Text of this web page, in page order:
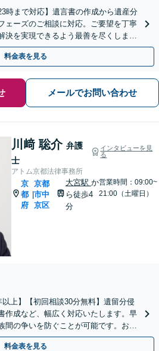
時まで対応】遺言書の作成から遺産分
ェーズのご相談に対応。ご要望を丁寧
を実現できるよう最善を尽くします
御池駅徒歩1分】
料金表を見る
メールでお問い合わせ
川﨑 聡介 弁護
士
インタビューを見
る
アトム京都法律事務所
京
都
府
京都
市中
京区
大宮駅 か
ら徒歩4
分
営業時間：09:00~
21:00（土曜日）
以上】【初回相談30分無料】遺留分侵
作成など、幅広く対応いたします。早
の争いを防ぐことが可能です。おひ
ご相談ください。
料金表を見る